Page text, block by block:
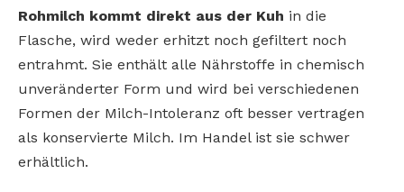
Rohmilch kommt direkt aus der Kuh in die
Flasche, wird weder erhitzt noch gefiltert noch
entrahmt. Sie enthält alle Nährstoffe in chemisch
unveränderter Form und wird bei verschiedenen
Formen der Milch-Intoleranz oft besser vertragen
als konservierte Milch. Im Handel ist sie schwer
erhältlich.